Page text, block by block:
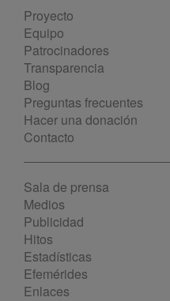
Proyecto
Equipo
Patrocinadores
Transparencia
Blog
Preguntas frecuentes
Hacer una donación
Contacto
Sala de prensa
Medios
Publicidad
Hitos
Estadísticas
Efemérides
Enlaces